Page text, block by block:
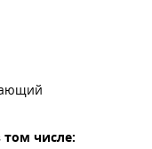
том числе: